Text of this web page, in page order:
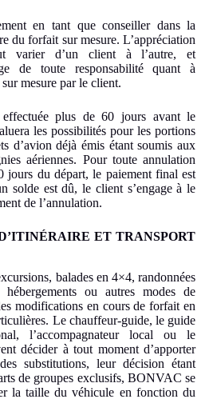
en tant que conseiller dans la
du forfait sur mesure. L’appréciation
varier d’un client à l’autre, et
de toute responsabilité quant à
mesure par le client.
plus de 60 jours avant le
les possibilités pour les portions
d’avion déjà émis étant soumis aux
aériennes. Pour toute annulation
jours du départ, le paiement final est
solde est dû, le client s’engage à le
de l’annulation.
ET TRANSPORT
balades en 4×4, randonnées
ou autres modes de
modifications en cours de forfait en
Le chauffeur-guide, le guide
l’accompagnateur local ou le
décider à tout moment d’apporter
substitutions, leur décision étant
de groupes exclusifs, BONVAC se
la taille du véhicule en fonction du